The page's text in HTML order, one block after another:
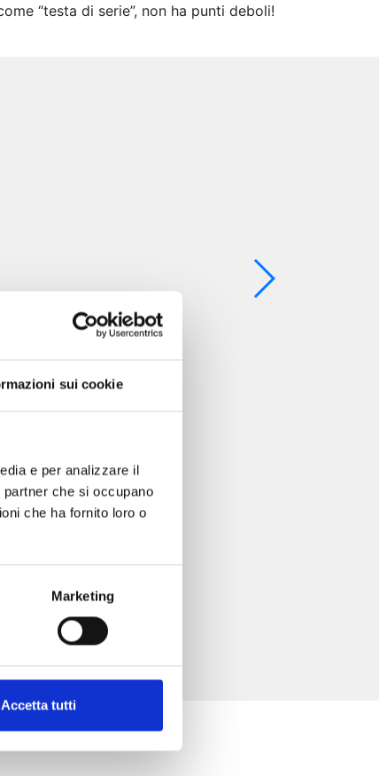
sui cookie
e per analizzare il
che si occupano
che ha fornito loro o
Marketing
Accetta tutti
“testa di serie”, non ha punti deboli!